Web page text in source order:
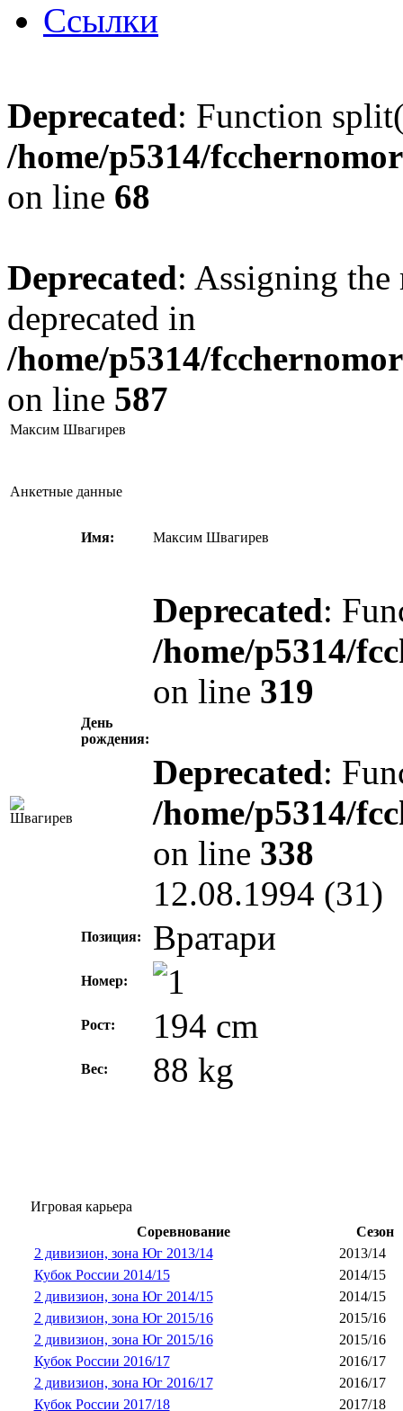
Ссылки
Deprecated: Function
/home/p5314/
on line 68
Deprecated: Assigning the
deprecated in
/home/p5314/
on line 587
Максим Швагирев
Анкетные данные
Имя: Максим Швагирев
День
рождения:
Deprecated:
/home/p5314/
on line 319
Deprecated:
/home/p5314/
on line 338
12.08.1994 (31)
Позиция: Вратари
Номер:
Рост: 194 cm
Вес: 88 kg
Игровая карьера
Соревнование
Сезон
2 дивизион, зона Юг 2013/14
2013/14
Кубок России 2014/15
2014/15
2 дивизион, зона Юг 2014/15
2014/15
2 дивизион, зона Юг 2015/16
2015/16
2 дивизион, зона Юг 2015/16
2015/16
Кубок России 2016/17
2016/17
2 дивизион, зона Юг 2016/17
2016/17
Кубок России 2017/18
2017/18